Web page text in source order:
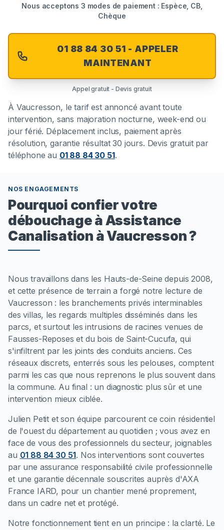
Nous acceptons 3 modes de paiement : Espèce, CB,
Chèque
01 88 84 30 51 - APPELER
MAINTENANT
Appel gratuit - Devis gratuit
À Vaucresson, le tarif est annoncé avant toute
intervention, sans majoration nocturne, week-end ou
jour férié. Déplacement inclus, paiement après
résolution, garantie résultat 30 jours. Devis gratuit par
téléphone au 01 88 84 30 51.
NOS ENGAGEMENTS
Pourquoi confier votre
débouchage à Assistance
Canalisation à Vaucresson ?
Nous travaillons dans les Hauts-de-Seine depuis 2008,
et cette présence de terrain a forgé notre lecture de
Vaucresson : les branchements privés interminables
des villas, les regards multiples disséminés dans les
parcs, et surtout les intrusions de racines venues de
Fausses-Reposes et du bois de Saint-Cucufa, qui
s'infiltrent par les joints des conduits anciens. Ces
réseaux discrets, enterrés sous les pelouses, comptent
parmi les cas que nous reprenons le plus souvent dans
la commune. Au final : un diagnostic plus sûr et une
intervention mieux ciblée.
Julien Petit et son équipe parcourent ce coin résidentiel
de l'ouest du département au quotidien ; vous avez en
face de vous des professionnels du secteur, joignables
au 01 88 84 30 51. Nos interventions sont couvertes
par une assurance responsabilité civile professionnelle
et une garantie décennale souscrites auprès d'AXA
France IARD, pour un chantier mené proprement,
dans un cadre net et protégé.
Notre fonctionnement tient en un principe : la clarté. Le